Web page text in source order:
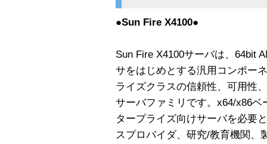
●Sun Fire X4100●
Sun Fire X4100サーバは、64bit
サをはじめとする汎用コンポー
ライズクラスの信頼性、可用性
サーバファミリです。x64/x86
タープライズ向けサーバを必要
スプロバイダ、研究/教育機関、